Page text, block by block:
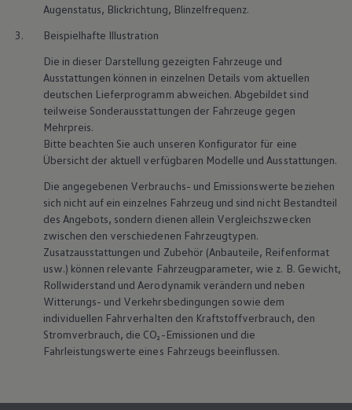
Augenstatus, Blickrichtung, Blinzelfrequenz.
3.
Beispielhafte Illustration
Die in dieser Darstellung gezeigten Fahrzeuge und
Ausstattungen können in einzelnen Details vom aktuellen
deutschen Lieferprogramm abweichen. Abgebildet sind
teilweise Sonderausstattungen der Fahrzeuge gegen
Mehrpreis.
Bitte beachten Sie auch unseren Konfigurator für eine
Übersicht der aktuell verfügbaren Modelle und Ausstattungen.
Die angegebenen Verbrauchs- und Emissionswerte beziehen
sich nicht auf ein einzelnes Fahrzeug und sind nicht Bestandteil
des Angebots, sondern dienen allein Vergleichszwecken
zwischen den verschiedenen Fahrzeugtypen.
Zusatzausstattungen und Zubehör (Anbauteile, Reifenformat
usw.) können relevante Fahrzeugparameter, wie z. B. Gewicht,
Rollwiderstand und Aerodynamik verändern und neben
Witterungs- und Verkehrsbedingungen sowie dem
individuellen Fahrverhalten den Kraftstoffverbrauch, den
Stromverbrauch, die CO₂-Emissionen und die
Fahrleistungswerte eines Fahrzeugs beeinflussen.